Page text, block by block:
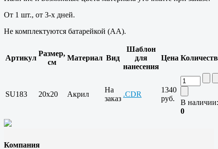
От 1 шт., от 3-х дней.
Не комплектуются батарейкой (АА).
Артикул
Размер,
см
Материал Вид
Шаблон
для
нанесения
Цена
SU183 20x20 Акрил
На
заказ
.CDR
1340
руб.
В наличии:
0
Компания